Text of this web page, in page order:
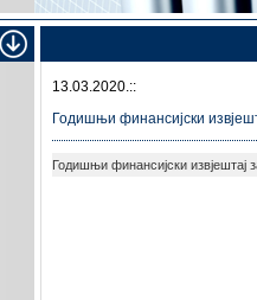
13.03.2020.::
Годишњи финансијски
Годишњи финансијски извјештај